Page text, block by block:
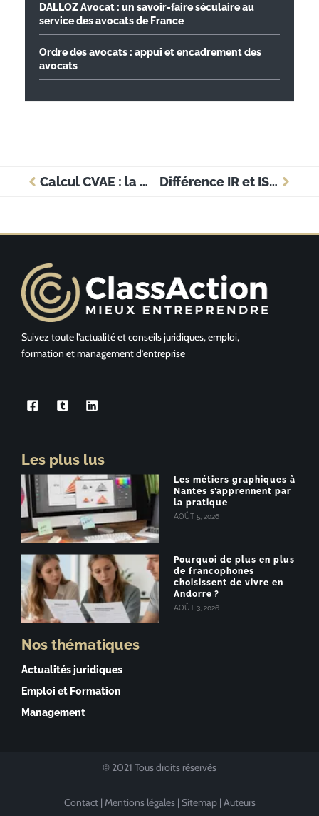
DALLOZ Avocat : un savoir-faire séculaire au
service des avocats de France
Ordre des avocats : appui et encadrement des
avocats
Calcul CVAE : la méthode précise pour estimer la cotisation annuelle Différence IR et IS : les avantages concrets pour la gestion d’entreprise
Suivez toute l’actualité et conseils juridiques, emploi,
formation et management d’entreprise
Les plus lus
Les métiers graphiques à
Nantes s’apprennent par
la pratique
AOÛT 5, 2026
Pourquoi de plus en plus
de francophones
choisissent de vivre en
Andorre ?
AOÛT 3, 2026
Nos thématiques
Actualités juridiques
Emploi et Formation
Management
© 2021 Tous droits réservés
Contact|Mentions légales| Sitemap|Auteurs